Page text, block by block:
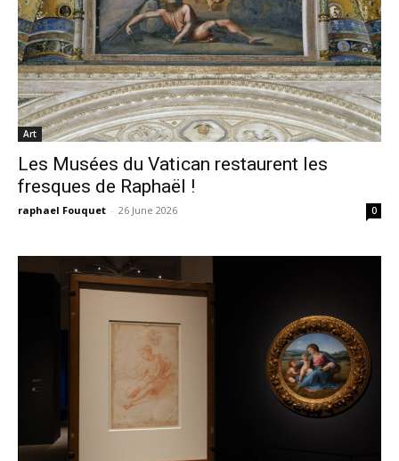
Art
Les Musées du Vatican restaurent les
fresques de Raphaël !
raphael Fouquet - 26 June 2026 0